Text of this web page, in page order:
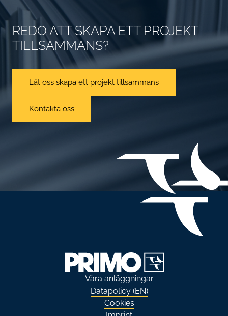
REDO ATT SKAPA ETT PROJEKT
TILLSAMMANS?
Låt oss skapa ett projekt tillsammans
Kontakta oss
Våra anläggningar
Datapolicy (EN)
Cookies